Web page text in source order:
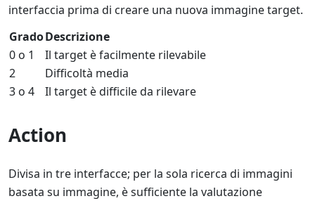
interfaccia prima di creare una nuova immagine target.
GradoDescrizione
0 o 1
Il target è facilmente rilevabile
2
Difficoltà media
3 o 4
Il target è difficile da rilevare
Action
Divisa in tre interfacce; per la sola ricerca di immagini
basata su immagine, è sufficiente la valutazione